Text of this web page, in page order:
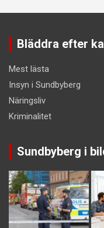
Bläddra efter
Mest lästa
Insyn i Sundbyberg
Näringsliv
Kriminalitet
Sundbyberg i